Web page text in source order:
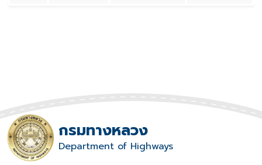
กรมทางหลวง
Department of Highways